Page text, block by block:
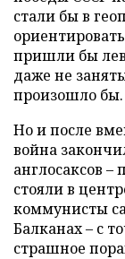
стали бы в
пришли бы
даже не
произошло бы.
Но и после
война
англосаксов –
стояли в
коммунисты
Балканах – с
страшное